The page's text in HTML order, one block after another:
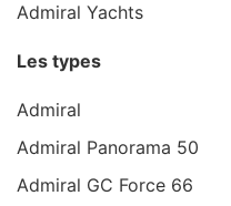
Admiral Yachts
Les types
Admiral
Admiral Panorama 50
Admiral GC Force 66